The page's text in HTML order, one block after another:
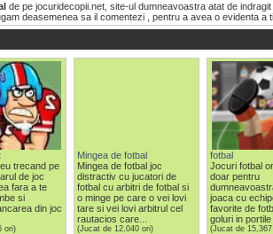
de pe jocuridecopii.net, site-ul dumneavoastra atat de
deasemenea sa il comentezi , pentru a avea o evidenta a
trecand pe
de joc
fara a te
si
din joc
ori)
Mingea de fotbal
Mingea de fotbal joc
distractiv cu jucatori de
fotbal cu arbitri de fotbal si
o minge pe care o vei lovi
tare si vei lovi arbitrul cel
rautacios care...
(Jucat de 12,040 ori)
fotbal
Jocuri fotbal
doar pentru
joaca cu
favorite de
goluri in portile
(Jucat de